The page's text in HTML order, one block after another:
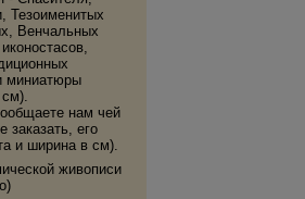
Тезоименитых
Венчальных
миниатюры
нам чей
заказать, его
и ширина в см).
живописи